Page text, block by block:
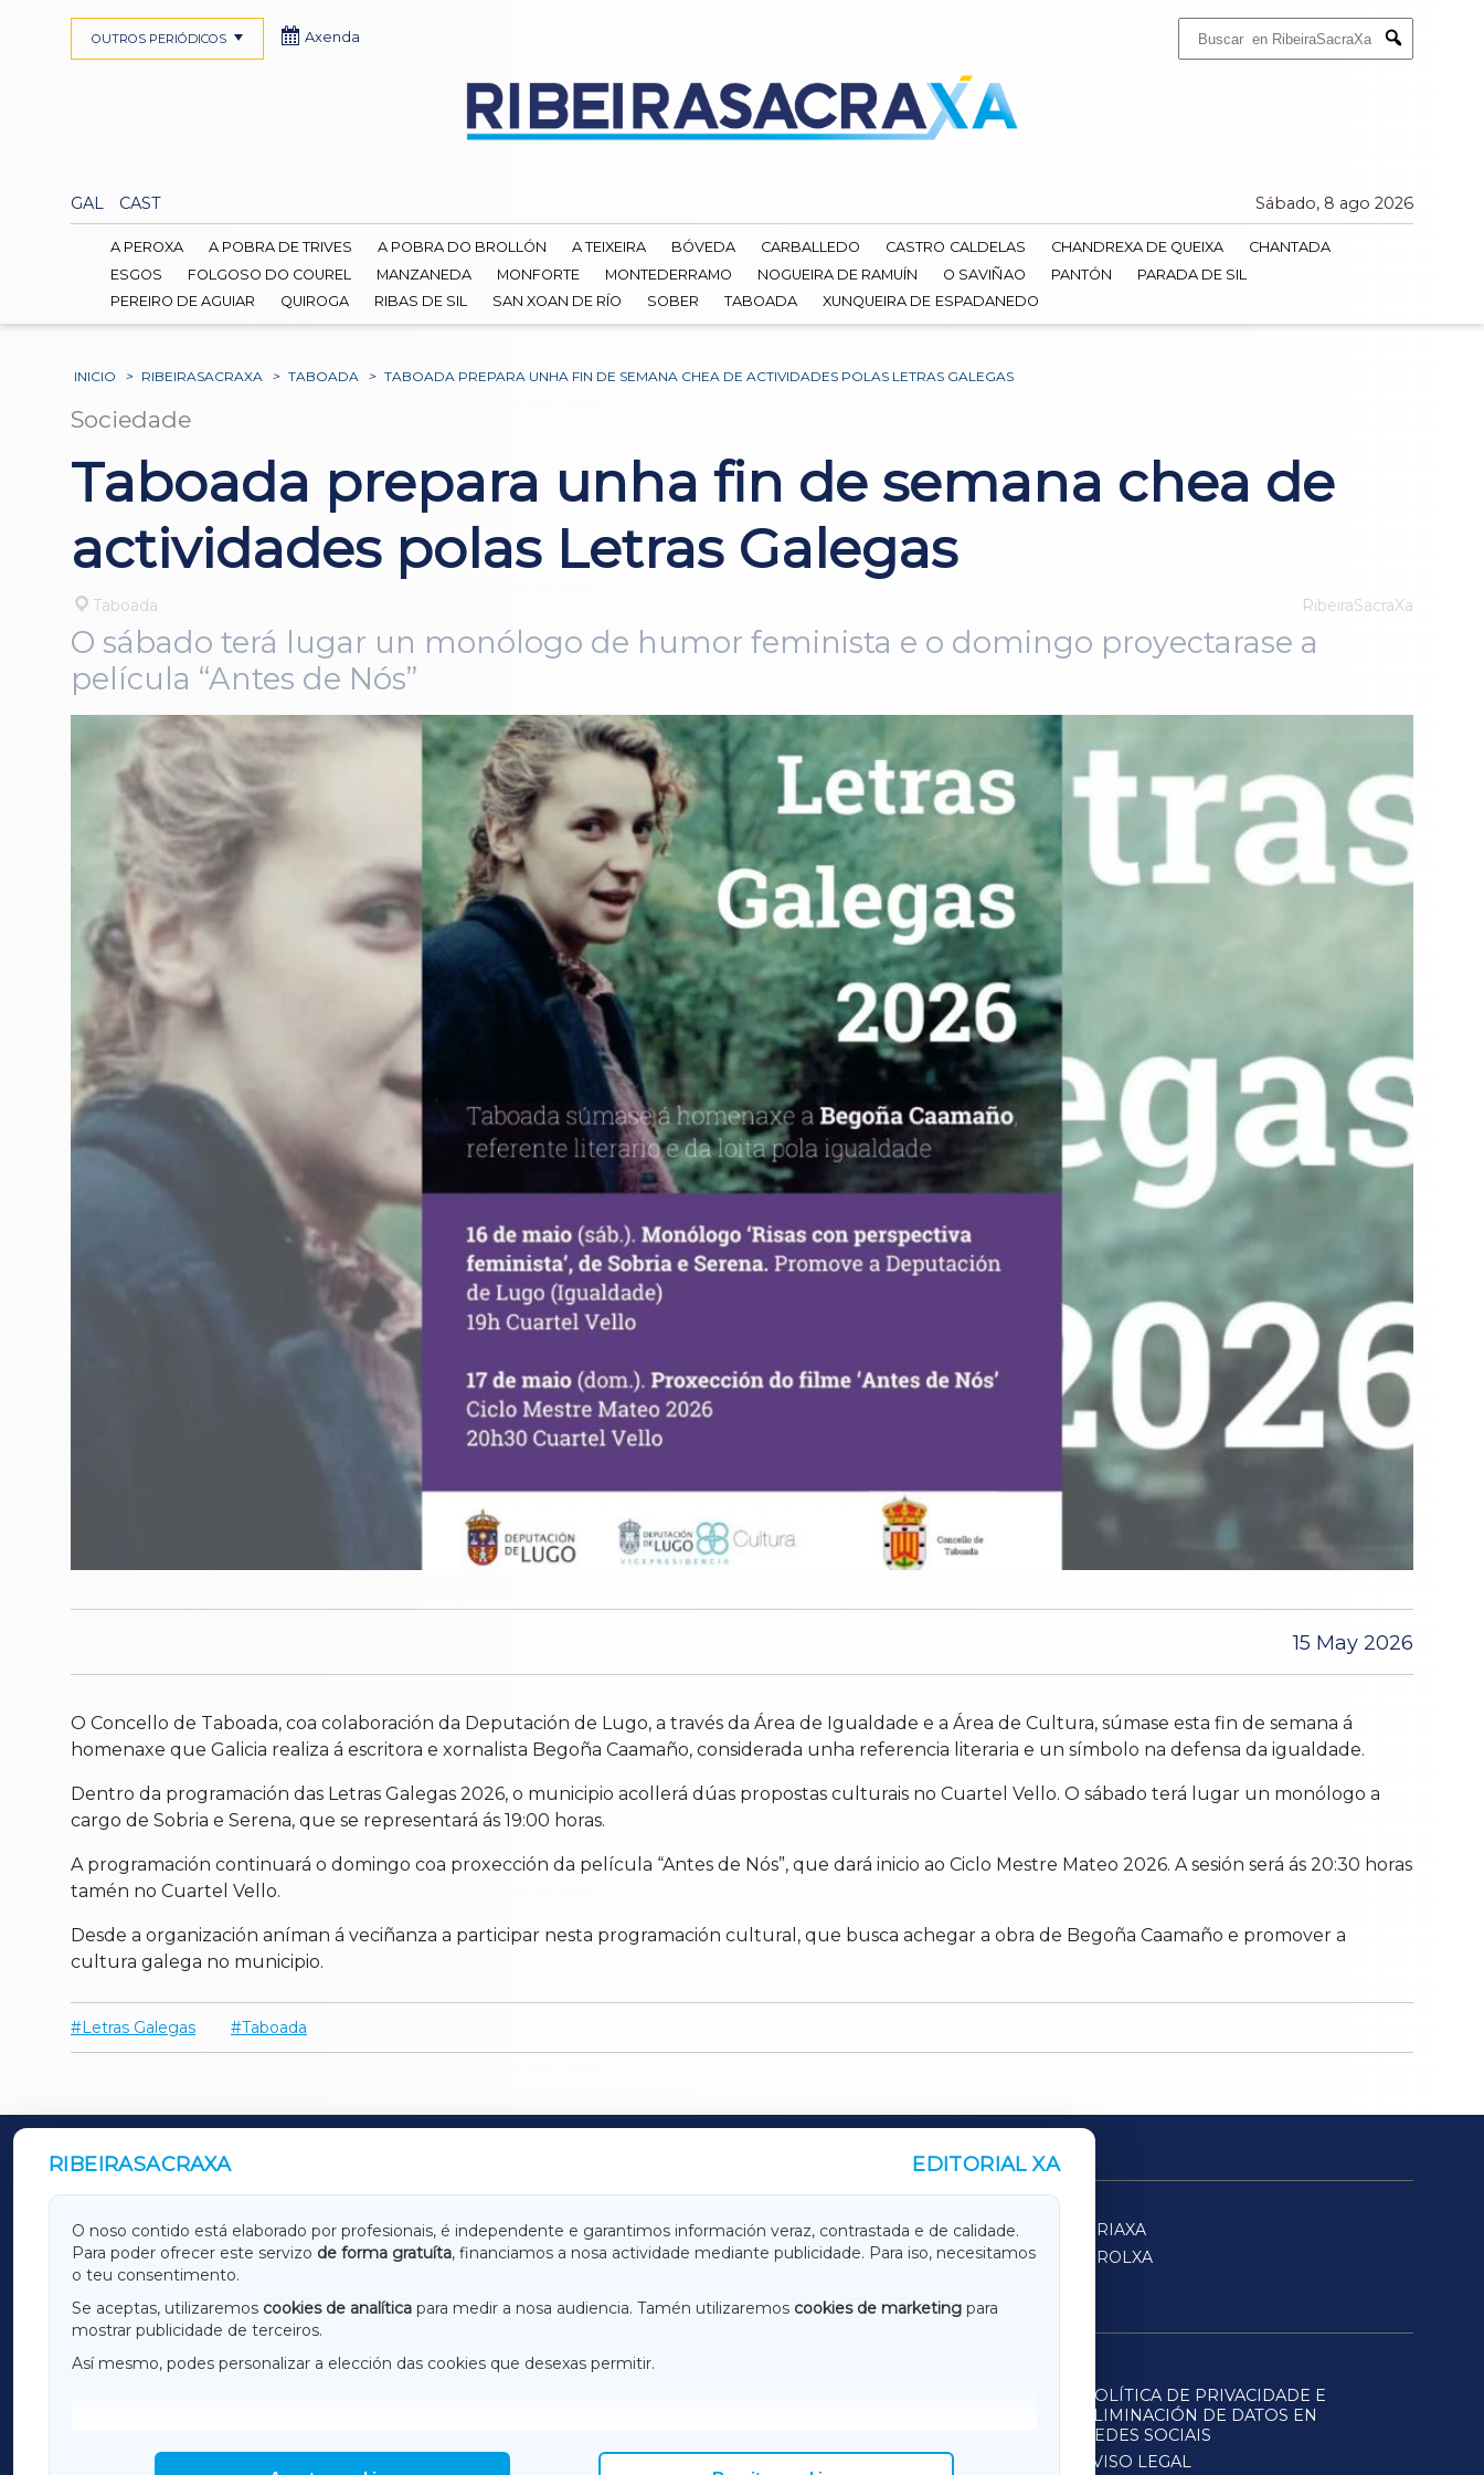
Submit
GAL CAST Sábado, 8 ago 2026
OUTROS PERIÓDICOS Axenda
A PEROXA A POBRA DE TRIVES A POBRA DO BROLLÓN A TEIXEIRA BÓVEDA CARBALLEDO CASTRO CALDELAS CHANDREXA DE QUEIXA
CHANTADA
ESGOS
FOLGOSO DO COUREL MANZANEDA MONFORTE MONTEDERRAMO NOGUEIRA DE RAMUÍN O SAVIÑAO PANTÓN
PARADA DE SIL
PEREIRO DE AGUIAR
QUIROGA RIBAS DE SIL SAN XOAN DE RÍO SOBER TABOADA XUNQUEIRA DE ESPADANEDO
INICIO > RIBEIRASACRAXA > TABOADA > TABOADA PREPARA UNHA FIN DE SEMANA CHEA DE ACTIVIDADES POLAS LETRAS GALEGAS
Sociedade
Taboada prepara unha fin de semana chea de
actividades polas Letras Galegas
Taboada RibeiraSacraXa
O sábado terá lugar un monólogo de humor feminista e o domingo proyectarase a
película “Antes de Nós”
15 May 2026
O Concello de Taboada, coa colaboración da Deputación de Lugo, a través da Área de Igualdade e a Área de Cultura, súmase esta fin de semana á
homenaxe que Galicia realiza á escritora e xornalista Begoña Caamaño, considerada unha referencia literaria e un símbolo na defensa da igualdade.
Dentro da programación das Letras Galegas 2026, o municipio acollerá dúas propostas culturais no Cuartel Vello. O sábado terá lugar un monólogo a
cargo de Sobria e Serena, que se representará ás 19:00 horas.
A programación continuará o domingo coa proxección da película “Antes de Nós”, que dará inicio ao Ciclo Mestre Mateo 2026. A sesión será ás 20:30 horas
tamén no Cuartel Vello.
Desde a organización aníman á veciñanza a participar nesta programación cultural, que busca achegar a obra de Begoña Caamaño e promover a
cultura galega no municipio.
Letras Galegas Taboada
RIBEIRASACRAXA EDITORIAL XA
O noso contido está elaborado por profesionais, é independente e garantimos información veraz, contrastada e de calidade.
Para poder ofrecer este servizo de forma gratuíta, financiamos a nosa actividade mediante publicidade. Para iso, necesitamos
o teu consentimento.
Se aceptas, utilizaremos cookies de analítica para medir a nosa audiencia. Tamén utilizaremos cookies de marketing para
mostrar publicidade de terceiros.
Así mesmo, podes personalizar a elección das cookies que desexas permitir.
OUTROS PERIÓDICOS
GALICIAXA LUGOXA TERRACHAXA
SARRIAXA
AMARIÑAXA
RIBEIRASACRAXA ACORUÑAXA
FERROLXA
OURENSEXA
HEMEROTECA
POLÍTICA DE PRIVACIDADE E
ELIMINACIÓN DE DATOS EN
REDES SOCIAIS
AVISO LEGAL